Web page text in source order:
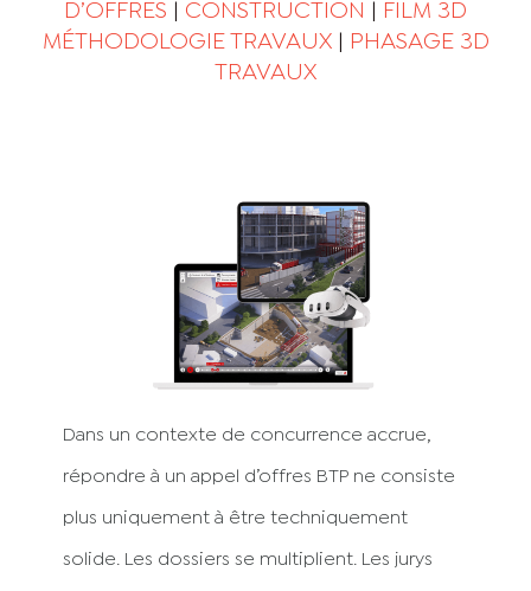
D’OFFRES
CONSTRUCTION
FILM 3D
MÉTHODOLOGIE TRAVAUX|
PHASAGE 3D
TRAVAUX
Dans un contexte de concurrence accrue,
répondre à un appel d’offres BTP ne consiste
plus uniquement à être techniquement
solide. Les dossiers se multiplient. Les jurys